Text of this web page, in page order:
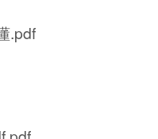
.pdf